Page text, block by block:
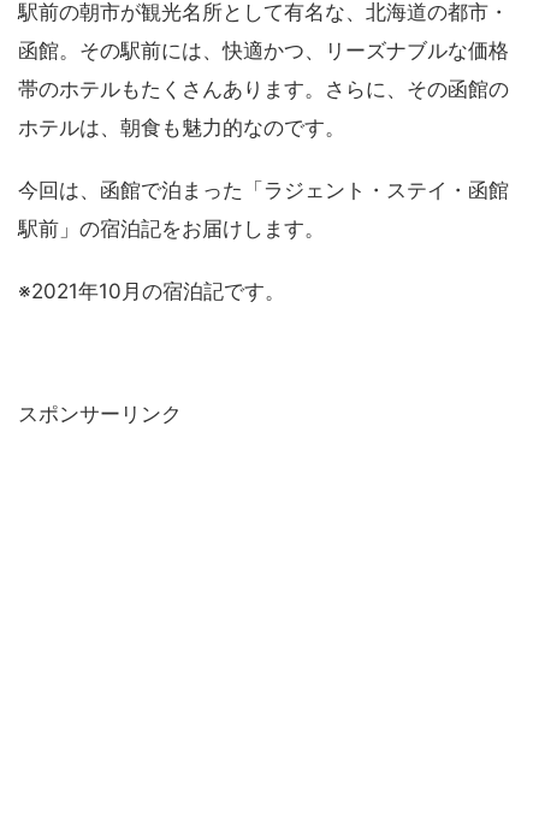
駅前の朝市が観光名所として有名な、北海道の都市・
函館。その駅前には、快適かつ、リーズナブルな価格
帯のホテルもたくさんあります。さらに、その函館の
ホテルは、朝食も魅力的なのです。
今回は、函館で泊まった「ラジェント・ステイ・函館
駅前」の宿泊記をお届けします。
※2021年10月の宿泊記です。
スポンサーリンク